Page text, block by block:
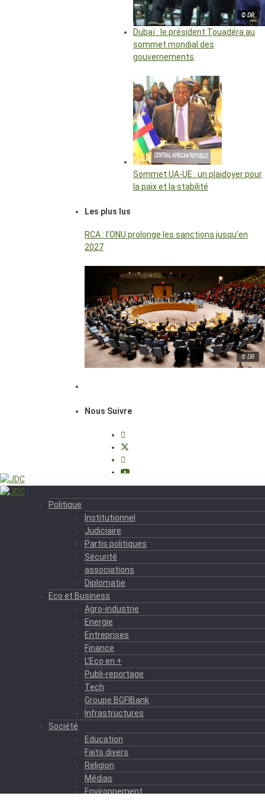
© DR
Dubaï : le président Touadéra au
sommet mondial des
gouvernements
Sommet UA-UE : un plaidoyer pour
la paix et la stabilité
Les plus lus
RCA : l’ONU prolonge les sanctions jusqu’en
2027
© DR
Nous Suivre
Politique
Institutionnel
Judiciaire
Partis politiques
Sécurité
associations
Diplomatie
Eco et Business
Agro-industrie
Energie
Entreprises
Finance
L’Eco en +
Publi-reportage
Tech
Groupe BGFIBank
Infrastructures
Société
Education
Faits divers
Religion
Médias
Environnement